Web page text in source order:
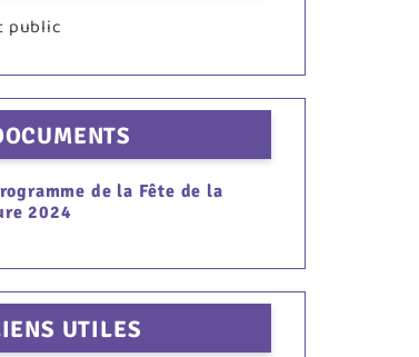
public
de la Fête de la
2024
UTILES